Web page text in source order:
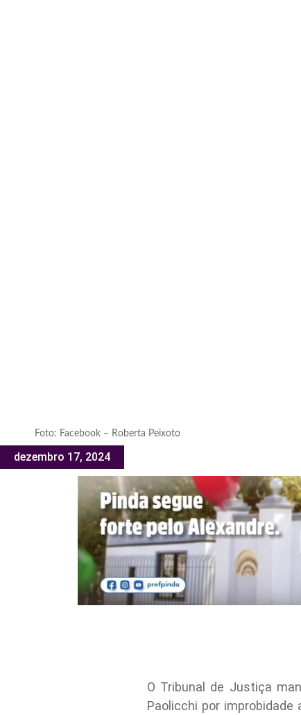
Foto: Facebook – Roberta Peixoto
dezembro 17, 2024
O Tribunal de Justiça
Paolicchi por